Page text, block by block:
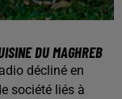
DU MAGHREB
décliné en
société liés à